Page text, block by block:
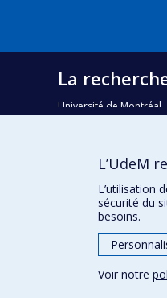
La
Université de Montréal
Courriel:
Confidentialité
L’UdeM
L’utilisation
sécurité du
besoins.
Voir notre